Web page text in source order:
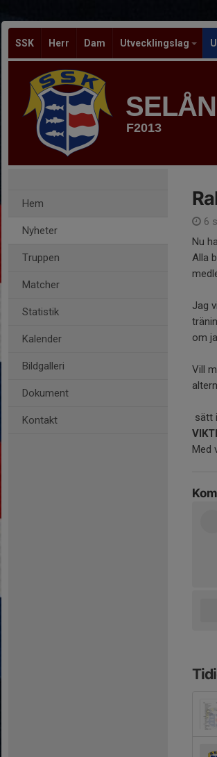
SSK Herr Dam Utvecklingslag
F2013
Hem
Nyheter
Truppen
Matcher
Statistik
Kalender
Bildgalleri
Dokument
Kontakt
6
Nu
Alla
Jag
om
Vill
sätt
Med